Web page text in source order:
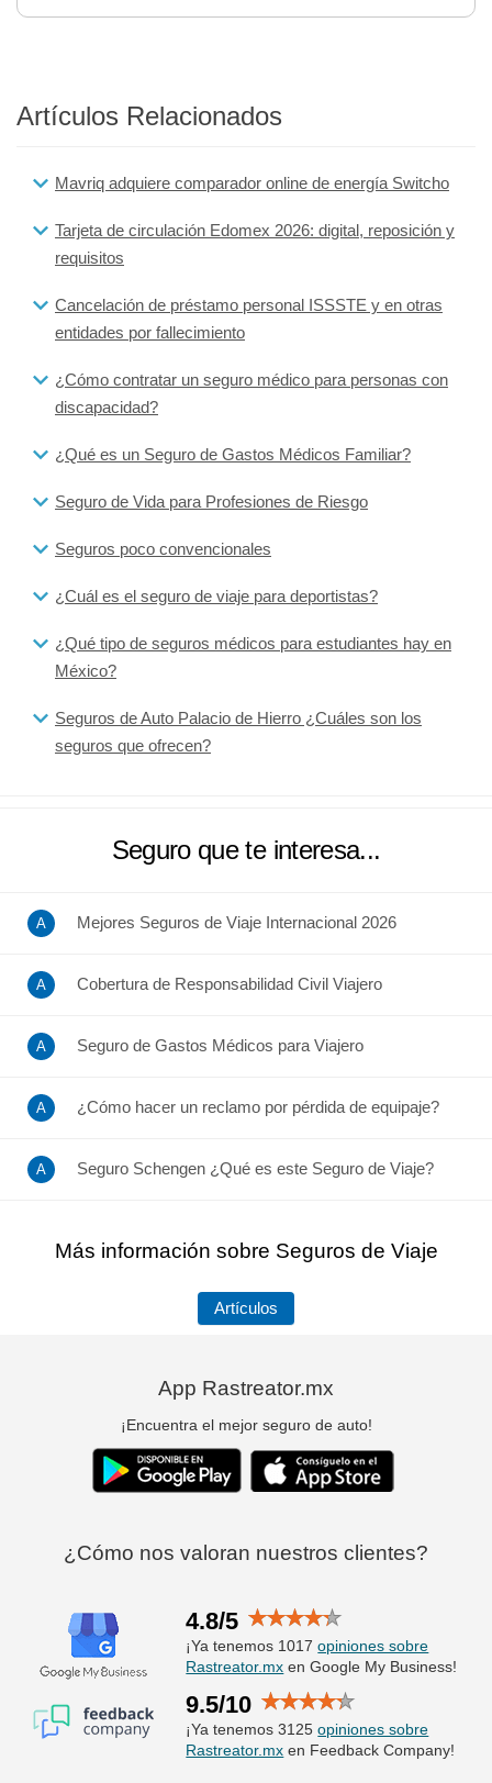
Artículos Relacionados
Mavriq adquiere comparador online de energía Switcho
Tarjeta de circulación Edomex 2026: digital, reposición y
requisitos
Cancelación de préstamo personal ISSSTE y en otras
entidades por fallecimiento
¿Cómo contratar un seguro médico para personas con
discapacidad?
¿Qué es un Seguro de Gastos Médicos Familiar?
Seguro de Vida para Profesiones de Riesgo
Seguros poco convencionales
¿Cuál es el seguro de viaje para deportistas?
¿Qué tipo de seguros médicos para estudiantes hay en
México?
Seguros de Auto Palacio de Hierro ¿Cuáles son los
seguros que ofrecen?
Seguro que te interesa...
Mejores Seguros de Viaje Internacional 2026
Cobertura de Responsabilidad Civil Viajero
Seguro de Gastos Médicos para Viajero
¿Cómo hacer un reclamo por pérdida de equipaje?
Seguro Schengen ¿Qué es este Seguro de Viaje?
Más información sobre Seguros de Viaje
Artículos
App Rastreator.mx
¡Encuentra el mejor seguro de auto!
¿Cómo nos valoran nuestros clientes?
4.8/5
¡Ya tenemos 1017opiniones sobre
Rastreator.mx en Google My Business!
9.5/10
¡Ya tenemos 3125opiniones sobre
Rastreator.mx en Feedback Company!